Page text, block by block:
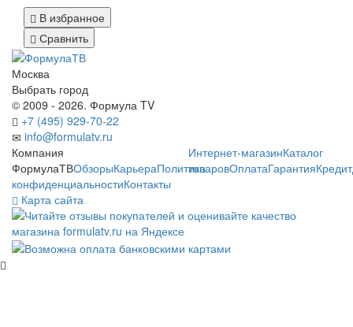
В избранное
Сравнить
Москва
Выбрать город
© 2009 - 2026. Формула TV
+7 (495) 929-70-22
info@formulatv.ru
Компания
ФормулаТВОбзорыКарьераПолитика
конфиденциальностиКонтакты
Интернет-магазинКаталог
товаровОплатаГарантияКредит
Карта сайта